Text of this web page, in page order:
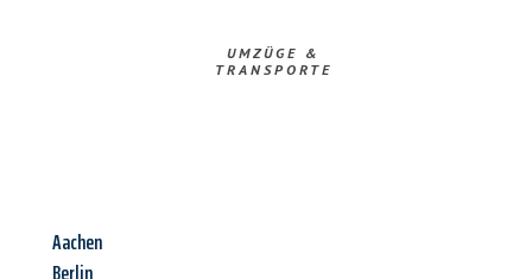
UMZÜGE &
TRANSPORTE
Aachen